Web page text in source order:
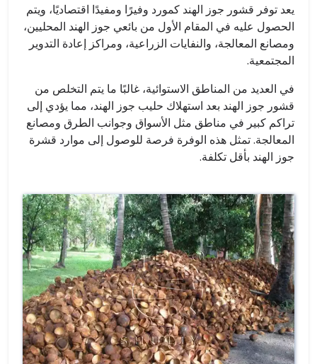
يعد توفر قشور جوز الهند كمورد وفيرًا ومفيدًا اقتصاديًا، ويتم
الحصول عليه في المقام الأول من بائعي جوز الهند المحليين،
ومصانع المعالجة، والنفايات الزراعية، ومراكز إعادة التدوير
المجتمعية.
في العديد من المناطق الاستوائية، غالبًا ما يتم التخلص من
قشور جوز الهند بعد استهلاك حليب جوز الهند، مما يؤدي إلى
تراكم كبير في مناطق مثل الأسواق وجوانب الطرق ومصانع
المعالجة. تمثل هذه الوفرة فرصة للوصول إلى موارد قشرة
جوز الهند بأقل تكلفة.